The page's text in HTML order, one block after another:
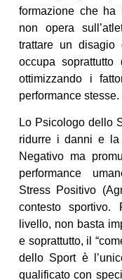
formazione che ha
non opera
trattare un
occupa
ottimizzando i
performance stesse.
Lo Psicologo dello
ridurre i danni e la
Negativo ma
performance
Stress Positivo
contesto sportivo.
livello, non basta
e soprattutto, il
dello Sport è
qualificato con